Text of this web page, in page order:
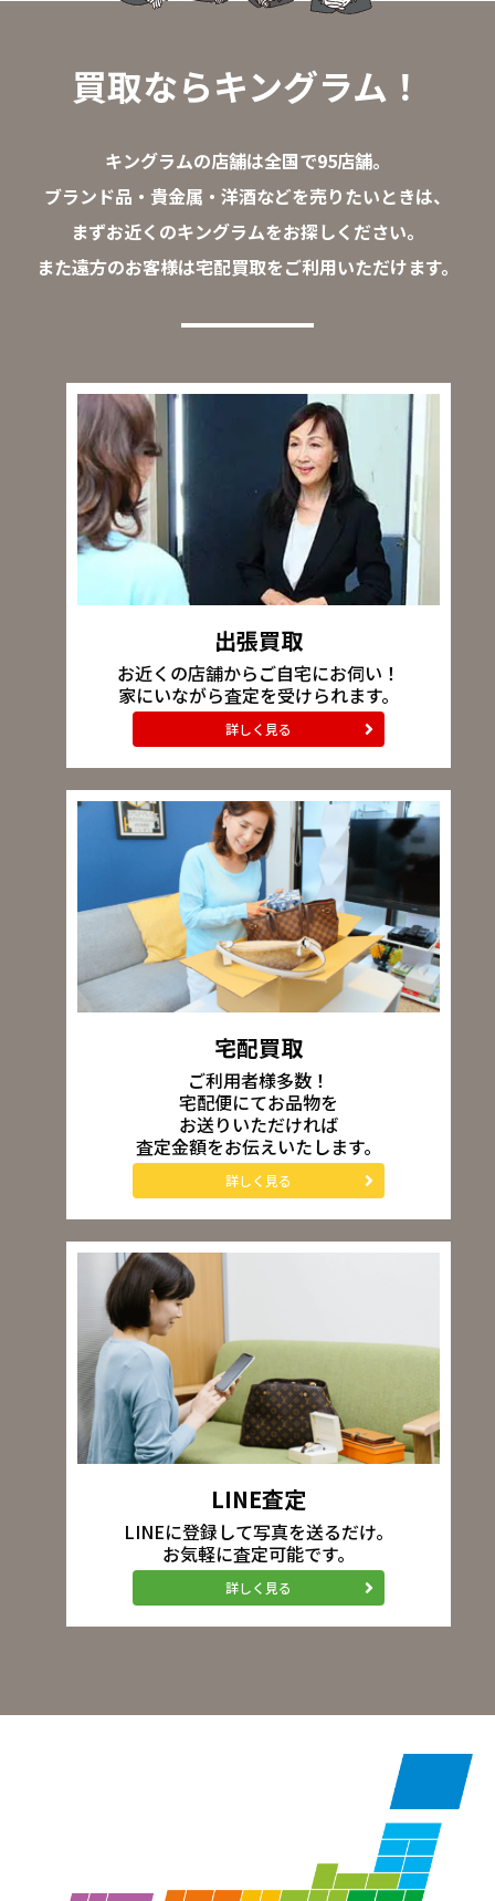
買取ならキングラム！
キングラムの店舗は全国で95店舗。
ブランド品・貴金属・洋酒などを売りたいときは、
まずお近くのキングラムをお探しください。
また遠方のお客様は宅配買取をご利用いただけます。
出張買取
お近くの店舗からご自宅にお伺い！
家にいながら査定を受けられます。
詳しく見る
宅配買取
ご利用者様多数！
宅配便にてお品物を
お送りいただければ
査定金額をお伝えいたします。
詳しく見る
LINE査定
LINEに登録して写真を送るだけ。
お気軽に査定可能です。
詳しく見る